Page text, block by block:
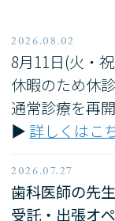
2026.08.02
8月11日(火・
休暇のため休
通常診療を再
▶ 詳しくはこ
2026.07.27
歯科医師の先
受託・出張オ